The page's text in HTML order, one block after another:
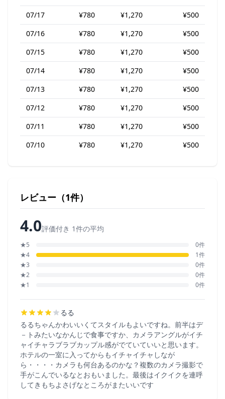
07/17
¥780 ¥1,270
¥500
07/16
¥780 ¥1,270
¥500
07/15
¥780 ¥1,270
¥500
07/14
¥780 ¥1,270
¥500
07/13
¥780 ¥1,270
¥500
07/12
¥780 ¥1,270
¥500
07/11
¥780 ¥1,270
¥500
07/10
¥780 ¥1,270 ¥500
レビュー（1件）
4.0評価付き 1件の平均
★5
0件
★4
1件
★3
0件
★2
0件
★1
0件
るる
るるちゃんかわいいくてスタイルもよいですね。前半はデ
－トみたいなかんじで食事ですか、カメラアングルがイチ
ャイチャラブラブカップル感がでていていいと思います。
ホテルの一室に入ってからもイチャイチャしなが
ら・・・・カメラも何台あるのかな？複数のカメラ撮影で
手がこんでいるなとおもいました。最後はイクイクを連呼
してきもちよさげなところがまたいいです